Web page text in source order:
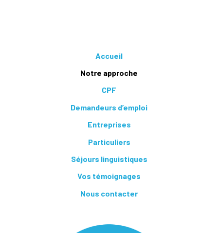
Accueil
Notre approche
CPF
Demandeurs d’emploi
Entreprises
Particuliers
Séjours linguistiques
Vos témoignages
Nous contacter